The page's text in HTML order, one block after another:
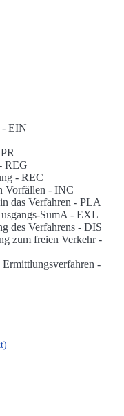
- EIN
REG
- REC
Vorfällen - INC
das Verfahren - PLA
SumA - EXL
des Verfahrens - DIS
zum freien Verkehr -
Ermittlungsverfahren -